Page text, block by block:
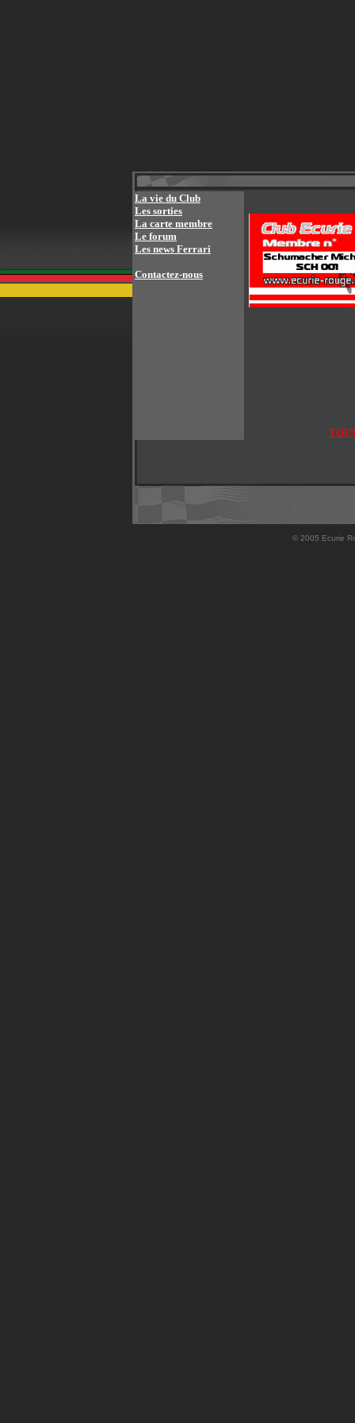
La vie du Club
Les sorties
La carte membre
Le forum
Les news Ferrari
Contactez-nous
© 2005 Ecurie